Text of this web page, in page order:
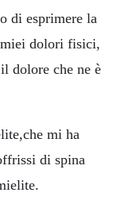
di esprimere la
dolori fisici,
dolore che ne è
mi ha
di spina